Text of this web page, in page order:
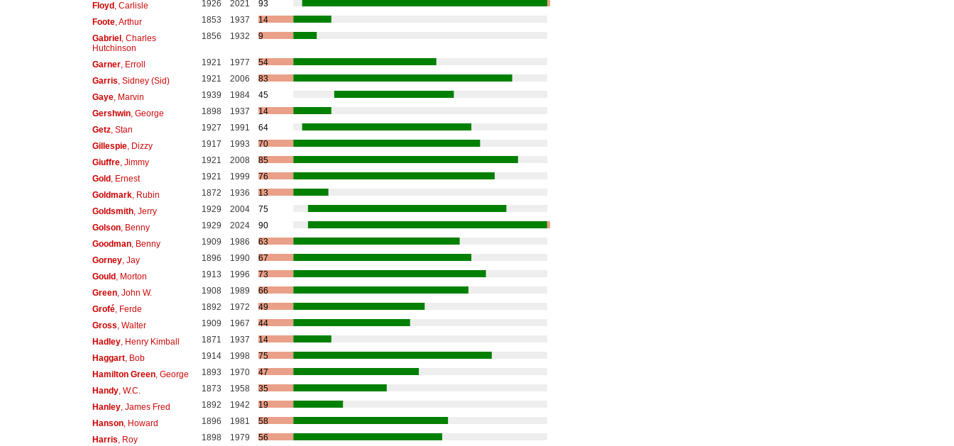
Floyd, Carlisle 1926 2021
93
Foote, Arthur 1853 1937
14
Gabriel, Charles
Hutchinson
1856 1932 9
Garner, Erroll 1921 1977
54
Garris , Sidney (Sid) 1921 2006
83
Gaye, Marvin 1939 1984
45
Gershwin, George 1898 1937
14
Getz, Stan 1927 1991
64
Gillespie, Dizzy 1917 1993
70
Giuffre, Jimmy 1921 2008
85
Gold, Ernest 1921 1999
76
Goldmark, Rubin 1872 1936
13
Goldsmith, Jerry 1929 2004
75
Golson, Benny 1929 2024
90
Goodman, Benny 1909 1986
63
Gorney, Jay 1896 1990
67
Gould, Morton 1913 1996
73
Green, John W. 1908 1989
66
Grofé, Ferde 1892 1972
49
Gross , Walter 1909 1967
44
Hadley, Henry Kimball 1871 1937
14
Haggart, Bob 1914 1998
75
Hamilton Green, George 1893 1970
47
Handy, W.C. 1873 1958
35
Hanley, James Fred 1892 1942
19
Hanson, Howard 1896 1981
58
Harris , Roy 1898 1979 56